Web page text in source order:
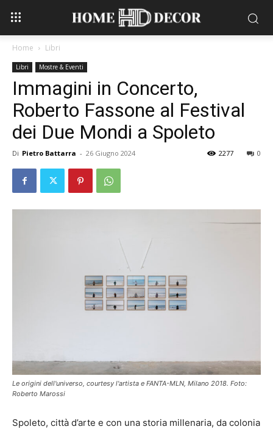
Home Libri
Libri Mostre & Eventi
Immagini in Concerto,
Roberto Fassone al Festival
dei Due Mondi a Spoleto
Di Pietro Battarra - 26 Giugno 2024 0
2277
Le origini dell'universo, courtesy l'artista e FANTA-MLN, Milano 2018. Foto:
Roberto Marossi
Spoleto, città d’arte e con una storia millenaria, da colonia